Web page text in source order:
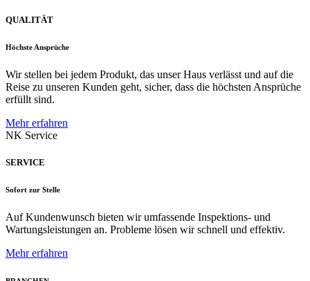
QUALITÄT
Höchste Ansprüche
Wir stellen bei jedem Produkt, das unser Haus verlässt und auf die
Reise zu unseren Kunden geht, sicher, dass die höchsten Ansprüche
erfüllt sind.
Mehr erfahren
NK Service
SERVICE
Sofort zur Stelle
Auf Kundenwunsch bieten wir umfassende Inspektions- und
Wartungsleistungen an. Probleme lösen wir schnell und effektiv.
Mehr erfahren